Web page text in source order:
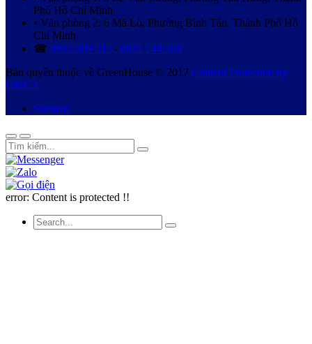
Phố Hồ Chí Minh
• Văn phòng 2: 6 Mã Lò, Phường Bình Tân, Thành Phố Hồ
Chí Minh
☎ 0932 609 515 - 0931 144 568
Bản quyền thuộc về GreenHouse © 2017 Content Protection by
DMCA
Sitemap
error: Content is protected !!